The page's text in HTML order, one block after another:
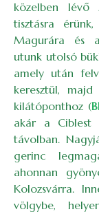
közelben lévő
tisztásra
Magurára és
utunk utolsó
amely után
keresztül,
kilátóponthoz (
akár a Ciblest
távolban.
gerinc
ahonnan
Kolozsvárra.
völgybe,